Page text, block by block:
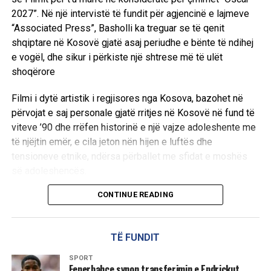
2027”. Në një intervistë të fundit për agjencinë e lajmeve
“Associated Press”, Basholli ka treguar se të qenit
shqiptare në Kosovë gjatë asaj periudhe e bënte të ndihej
e vogël, dhe sikur i përkiste një shtrese më të ulët
shoqërore
Filmi i dytë artistik i regjisores nga Kosova, bazohet në
përvojat e saj personale gjatë rritjes në Kosovë në fund të
viteve ’90 dhe rrëfen historinë e një vajze adoleshente me
të njëjtin emër, e cila jeton nën hijen e luftës dhe
tensioneve etnike, ndërsa përballet me sfidat e moshës
Në një intervistë të fundit për agjencinë e lajmeve
e vogël, dhe sikur i përkiste një shtrese më të ulët
shoqërore.
CONTINUE READING
TË FUNDIT
SPORT